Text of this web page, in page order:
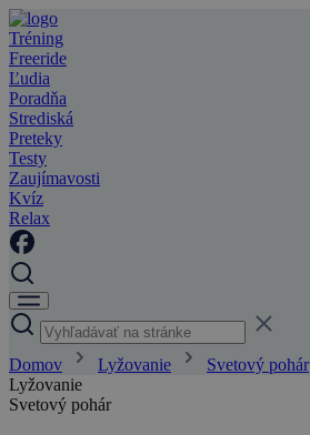
Tréning
Freeride
Ľudia
Poradňa
Strediská
Preteky
Testy
Zaujímavosti
Kvíz
Relax
Domov Lyžovanie Svetový pohár
Lyžovanie
Svetový pohár